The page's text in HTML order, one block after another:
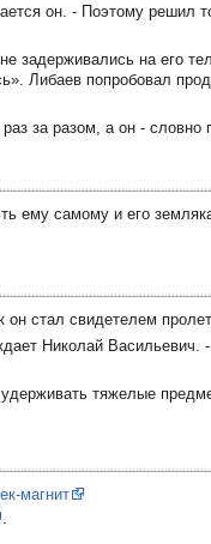
он. - Поэтому решил
задерживались на его
Либаев попробовал
за разом, а он -
ему самому и его
он стал свидетелем
Николай Васильевич.
тяжелые
магнит
.